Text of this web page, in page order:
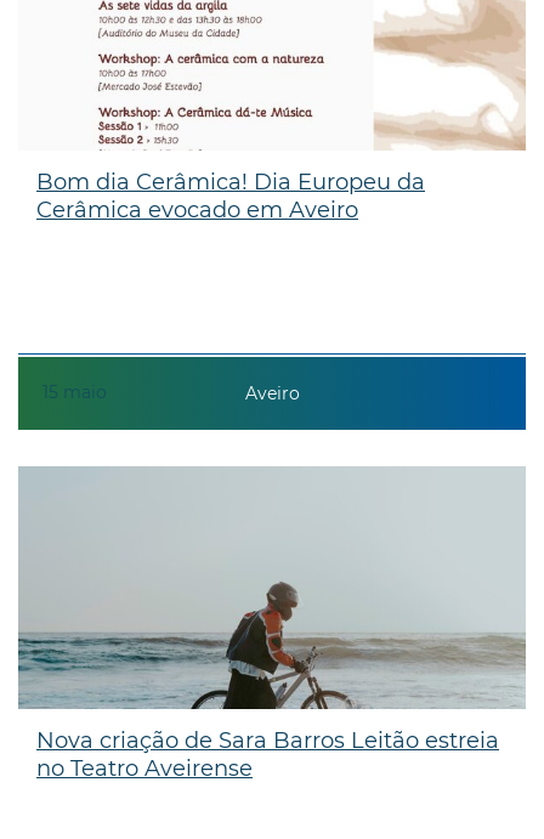
15 maio
Bom dia Cerâmica! Dia Europeu da
Cerâmica evocado em Aveiro
Aveiro
Nova criação de Sara Barros Leitão estreia
no Teatro Aveirense